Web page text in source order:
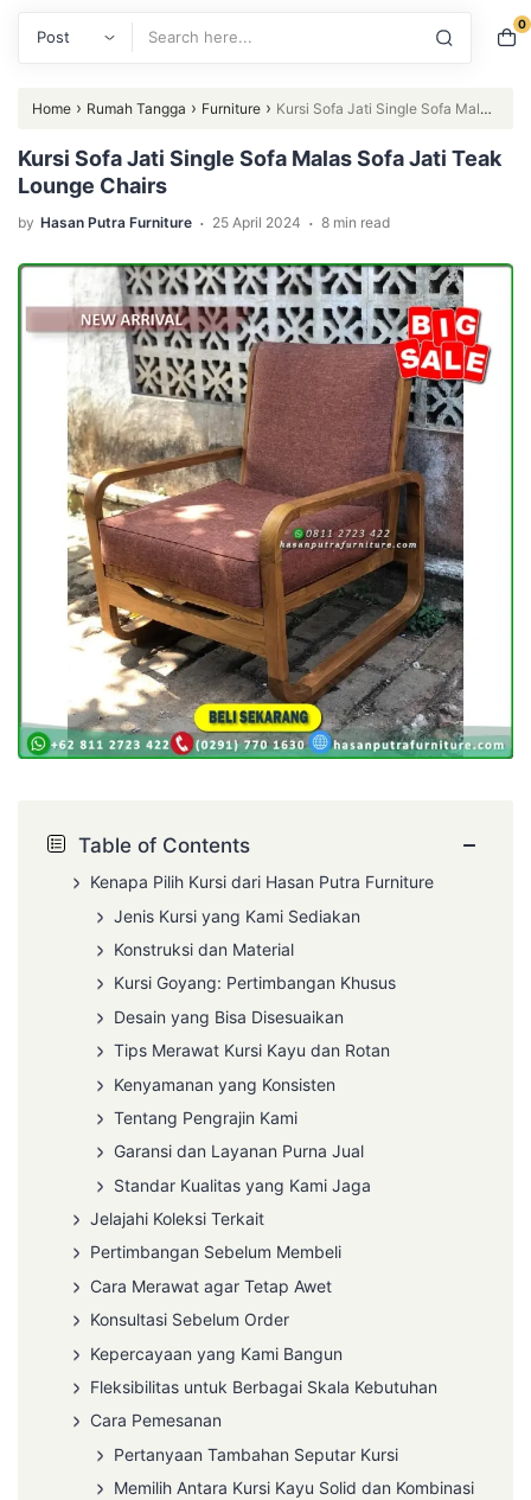
0
Home › Rumah Tangga › Furniture › Kursi Sofa Jati Single Sofa Malas
Sofa Jati Teak Lounge Chairs
Kursi Sofa Jati Single Sofa Malas Sofa Jati Teak
Lounge Chairs
by Hasan Putra Furniture . 25 April 2024 . 8 min read
Table of Contents −
Kenapa Pilih Kursi dari Hasan Putra Furniture
Jenis Kursi yang Kami Sediakan
Konstruksi dan Material
Kursi Goyang: Pertimbangan Khusus
Desain yang Bisa Disesuaikan
Tips Merawat Kursi Kayu dan Rotan
Kenyamanan yang Konsisten
Tentang Pengrajin Kami
Garansi dan Layanan Purna Jual
Standar Kualitas yang Kami Jaga
Jelajahi Koleksi Terkait
Pertimbangan Sebelum Membeli
Cara Merawat agar Tetap Awet
Konsultasi Sebelum Order
Kepercayaan yang Kami Bangun
Fleksibilitas untuk Berbagai Skala Kebutuhan
Cara Pemesanan
Pertanyaan Tambahan Seputar Kursi
Memilih Antara Kursi Kayu Solid dan Kombinasi